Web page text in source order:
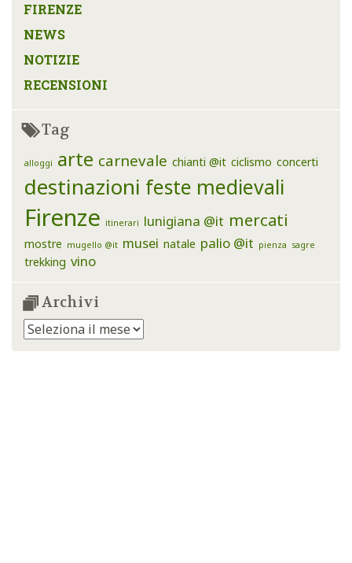
FIRENZE
NEWS
NOTIZIE
RECENSIONI
Tag
alloggi arte carnevale chianti @it ciclismo concerti
destinazioni feste medievali
Firenze itinerari lunigiana @it mercati
mostre mugello @it musei natale palio @it pienza sagre
trekking vino
Archivi
Archivi